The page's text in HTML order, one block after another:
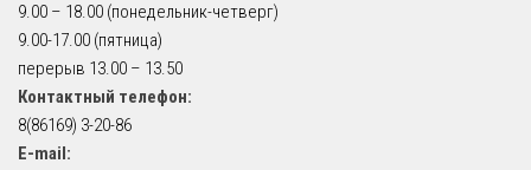
9.00 – 18.00 (понедельник-четверг)
9.00-17.00 (пятница)
перерыв 13.00 – 13.50
Контактный телефон:
8(86169) 3-20-86
E-mail: